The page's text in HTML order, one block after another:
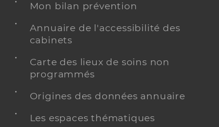
Mon bilan prévention
Annuaire de l'accessibilité des
cabinets
Carte des lieux de soins non
programmés
Origines des données annuaire
Les espaces thématiques